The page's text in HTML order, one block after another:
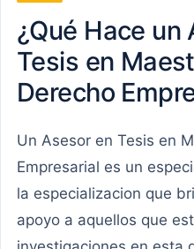
¿Qué Hace un
Tesis en
Derecho
Un Asesor en Tesis en
Empresarial es un
la especializacion que
apoyo a aquellos que